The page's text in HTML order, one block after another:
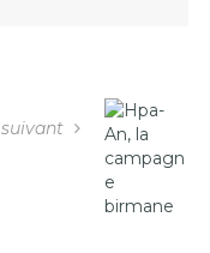
suivant